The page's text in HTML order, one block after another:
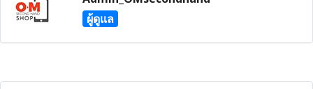
ผู้ดูแล